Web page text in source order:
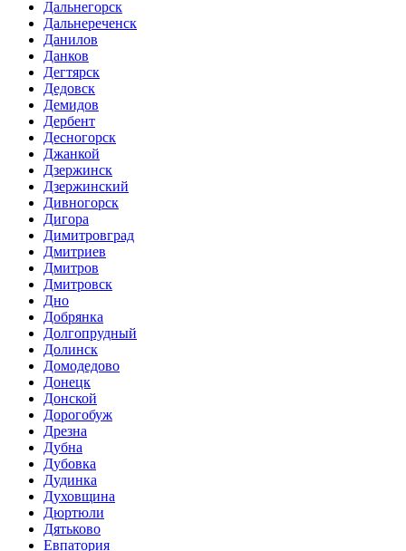
Дальнегорск
Дальнереченск
Данилов
Данков
Дегтярск
Дедовск
Демидов
Дербент
Десногорск
Джанкой
Дзержинск
Дзержинский
Дивногорск
Дигора
Димитровград
Дмитриев
Дмитров
Дмитровск
Дно
Добрянка
Долгопрудный
Долинск
Домодедово
Донецк
Донской
Дорогобуж
Дрезна
Дубна
Дубовка
Дудинка
Духовщина
Дюртюли
Дятьково
Евпатория